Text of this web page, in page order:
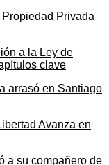
a la Ley de
clave
Avanza en